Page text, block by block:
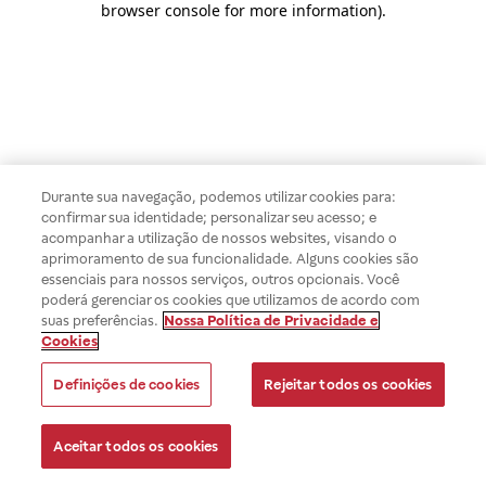
browser console for more information).
Durante sua navegação, podemos utilizar cookies para:
confirmar sua identidade; personalizar seu acesso; e
acompanhar a utilização de nossos websites, visando o
aprimoramento de sua funcionalidade. Alguns cookies são
essenciais para nossos serviços, outros opcionais. Você
poderá gerenciar os cookies que utilizamos de acordo com
suas preferências. Nossa Política de Privacidade e
Cookies
Definições de cookies Rejeitar todos os cookies
Aceitar todos os cookies